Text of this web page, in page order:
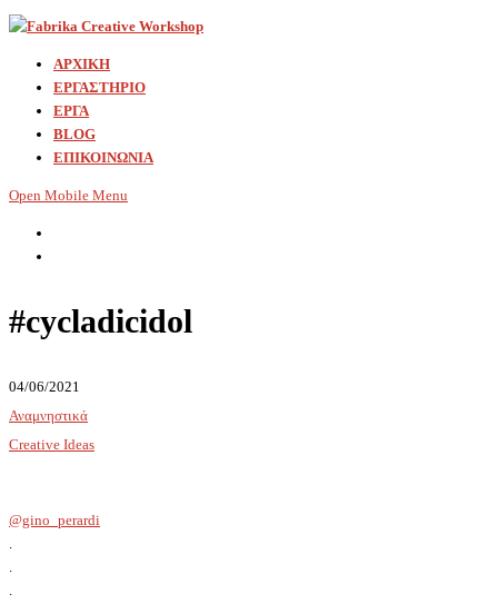
ΑΡΧΙΚΗ
ΕΡΓΑΣΤΗΡΙΟ
ΕΡΓΑ
BLOG
ΕΠΙΚΟΙΝΩΝΙΑ
Open Mobile Menu
#cycladicidol
04/06/2021
Αναμνηστικά
Creative Ideas
@gino_perardi
.
.
.